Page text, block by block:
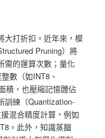
大打折扣。近年來，模
Pruning）將
需的運算次數；量化
數（如INT8、
積，也壓縮記憶體佔
訓練（Quantization-
混合精度計算，例如
。此外，知識蒸餾